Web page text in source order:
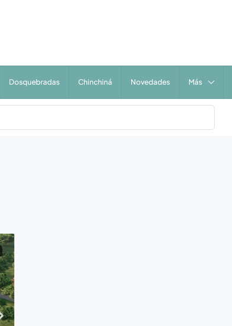
Dosquebradas Chinchiná Novedades Más